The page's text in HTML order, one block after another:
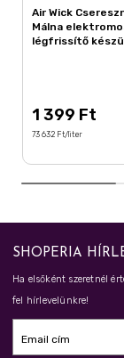
Air Wick
Málna
légfrissítő
1 399 Ft
73 632 Ft/liter
SHOPERIA
Ha elsőként szeretnél
fel hírlevelünkre!
Email cím